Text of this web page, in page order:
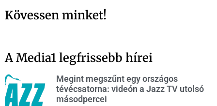
Kövessen minket!
A Media1 legfrissebb hírei
Megint megszűnt egy országos
tévécsatorna: videón a Jazz TV utolsó
másodpercei